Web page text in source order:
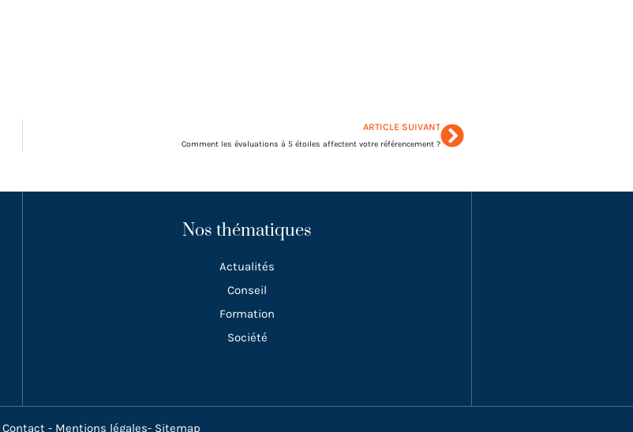
ARTICLE SUIVANT
Comment les évaluations à 5 étoiles affectent votre référencement ?
Nos thématiques
Actualités
Conseil
Formation
Société
Contact - Mentions légales- Sitemap